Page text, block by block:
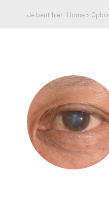
Je bent hier: Home >